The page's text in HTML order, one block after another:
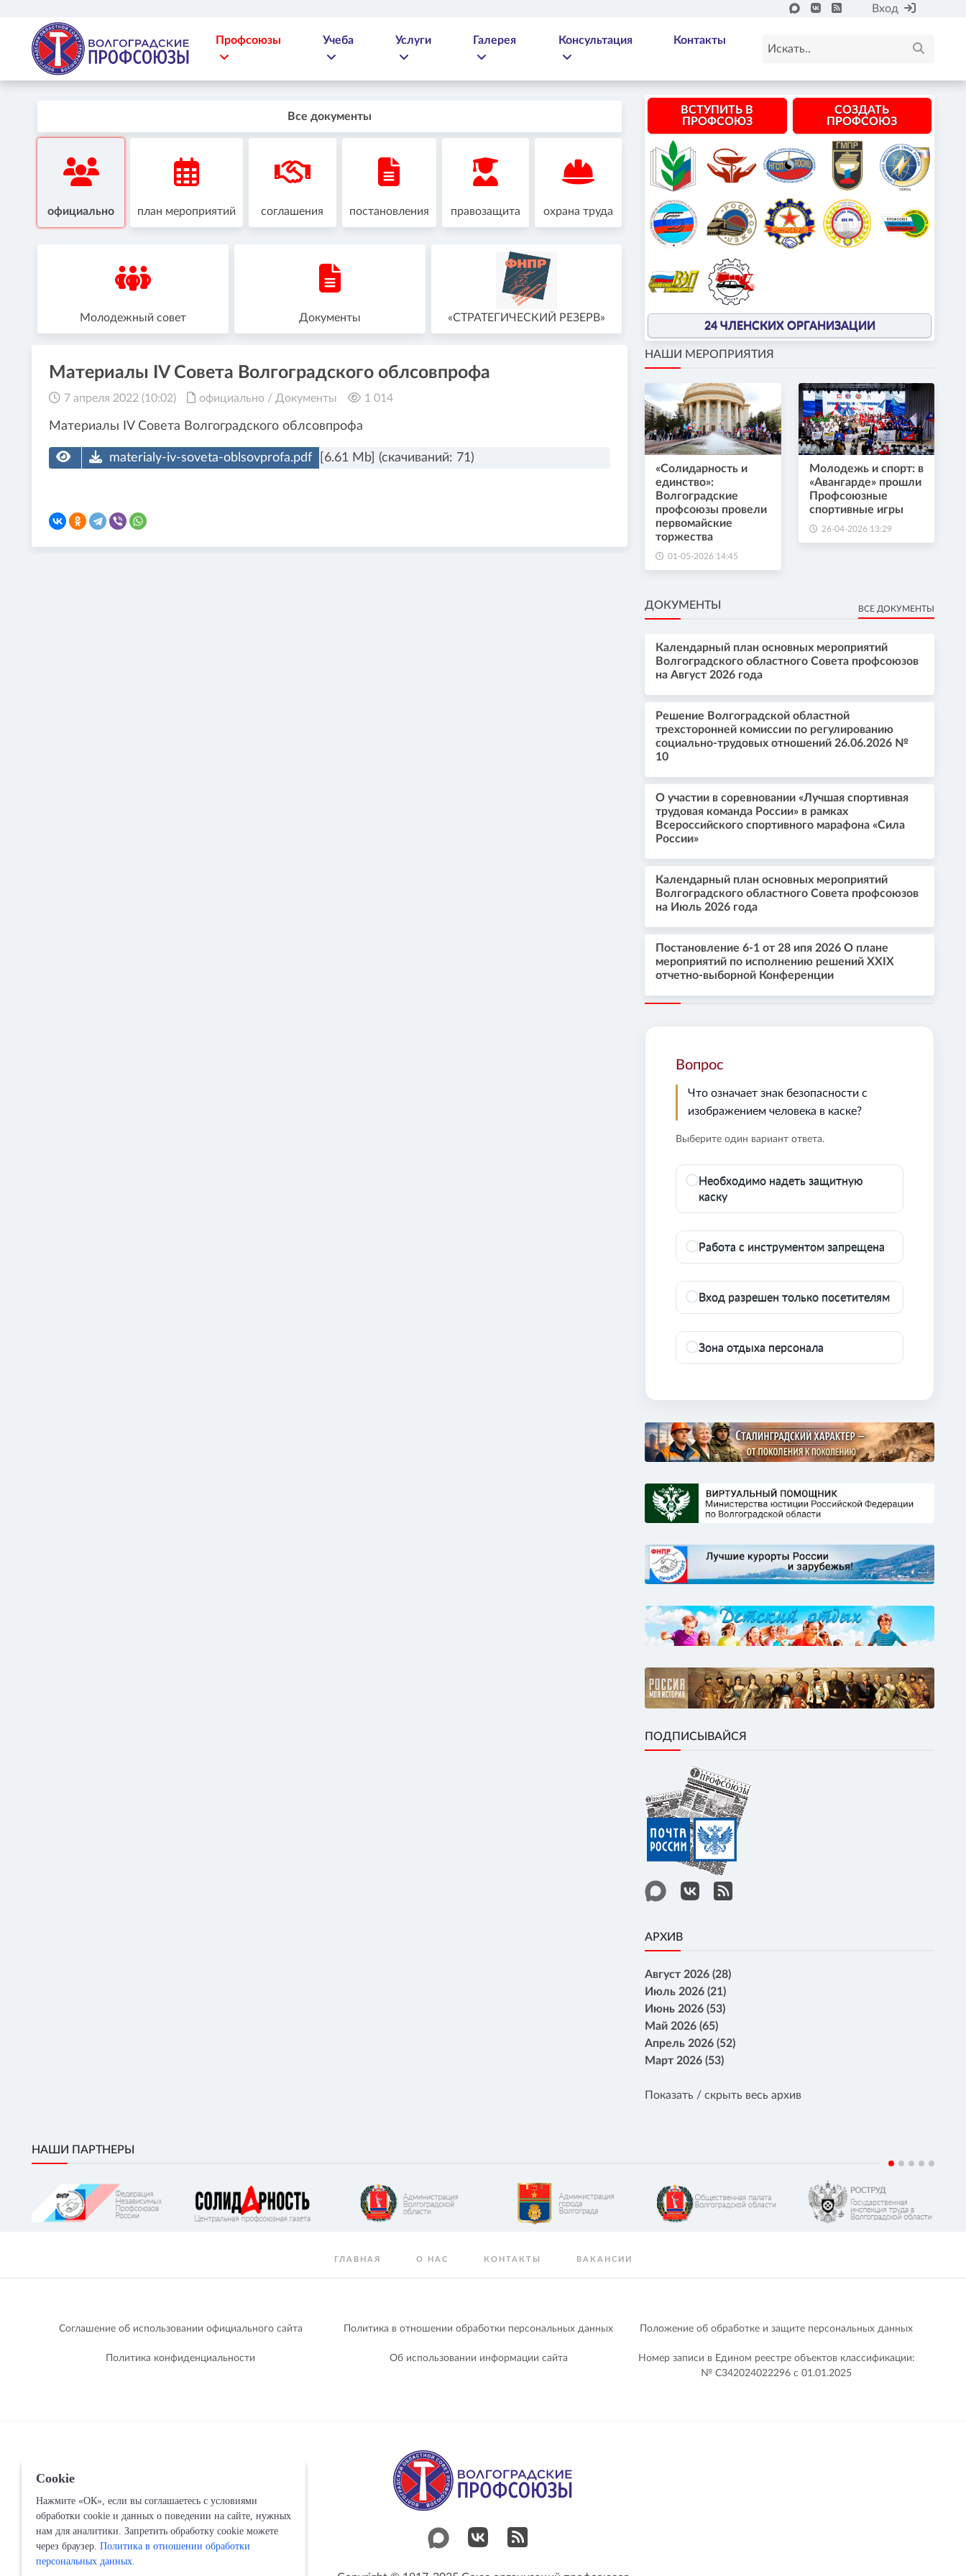
Вход
Профсоюзы Учеба Услуги Галерея Консультация Контакты
Все документы
официально план мероприятий соглашения постановления правозащита охрана труда
Молодежный совет Документы «СТРАТЕГИЧЕСКИЙ РЕЗЕРВ»
Материалы IV Совета Волгоградского облсовпрофа
7 апреля 2022 (10:02) официально / Документы 1 014
Материалы IV Совета Волгоградского облсовпрофа
materialy-iv-soveta-oblsovprofa.pdf [6.61 Mb] (cкачиваний: 71)
ВСТУПИТЬ В
ПРОФСОЮЗ
СОЗДАТЬ
ПРОФСОЮЗ
24 ЧЛЕНСКИХ ОРГАНИЗАЦИИ
НАШИ МЕРОПРИЯТИЯ
«Солидарность и
единство»:
Волгоградские
профсоюзы провели
первомайские
торжества
01-05-2026 14:45
Молодежь и спорт: в
«Авангарде» прошли
Профсоюзные
спортивные игры
26-04-2026 13:29
ДОКУМЕНТЫ ВСЕ ДОКУМЕНТЫ
Календарный план основных мероприятий
Волгоградского областного Совета профсоюзов
на Август 2026 года
Решение Волгоградской областной
трехсторонней комиссии по регулированию
социально-трудовых отношений 26.06.2026 №
10
О участии в соревновании «Лучшая спортивная
трудовая команда России» в рамках
Всероссийского спортивного марафона «Сила
России»
Календарный план основных мероприятий
Волгоградского областного Совета профсоюзов
на Июль 2026 года
Постановление 6-1 от 28 ипя 2026 О плане
мероприятий по исполнению решений XXIX
отчетно-выборной Конференции
Вопрос
Что означает знак безопасности с
изображением человека в каске?
Выберите один вариант ответа.
Необходимо надеть защитную
каску
Работа с инструментом запрещена
Вход разрешен только посетителям
Зона отдыха персонала
ПОДПИСЫВАЙСЯ
АРХИВ
Август 2026 (28)
Июль 2026 (21)
Июнь 2026 (53)
Май 2026 (65)
Апрель 2026 (52)
Март 2026 (53)
Показать / скрыть весь архив
НАШИ ПАРТНЕРЫ
ГЛАВНАЯ О НАС КОНТАКТЫ ВАКАНСИИ
Соглашение об использовании официального сайта Политика в отношении обработки персональных данных Положение об обработке и защите персональных данных
Политика конфиденциальности Об использовании информации сайта
Номер записи в Едином реестре объектов классификации:
№ С342024022296 c 01.01.2025
Cookie
Нажмите «ОК», если вы соглашаетесь с условиями
обработки cookie и данных о поведении на сайте, нужных
нам для аналитики. Запретить обработку cookie можете
через браузер. Политика в отношении обработки
персональных данных.